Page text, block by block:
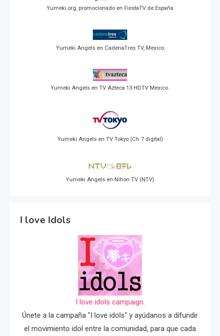
Yumeki.org, promocionado en FiestaTV de España
Yumeki Angels en CadenaTres TV, Mexico
Yumeki Angels en TV Azteca 13 HDTV Mexico.
Yumeki Angels en TV Tokyo (Ch 7 digital)
Yumeki Angels en Nihon TV (NTV)
I love Idols
I love idols campaign.
Únete a la campaña "I love idols" y ayúdanos a difundir
el movimiento idol entre la comunidad, para que cada